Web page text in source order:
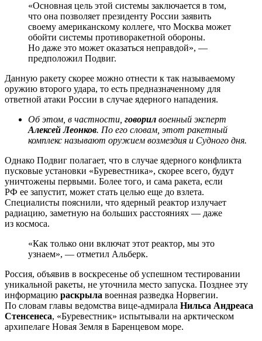
«Основная цель этой системы заключается в том,
что она позволяет президенту России заявить
своему американскому коллеге, что Москва может
обойти системы противоракетной обороны.
Но даже это может оказаться неправдой», —
предположил Подвиг.
Данную ракету скорее можно отнести к так называемому
оружию второго удара, то есть предназначенному для
ответной атаки России в случае ядерного нападения.
Об этом, в частности, говорил военный эксперт
Алексей Леонков. По его словам, этот ракетный
комплекс называют оружием возмездия и Судного дня.
Однако Подвиг полагает, что в случае ядерного конфликта
пусковые установки «Буревестника», скорее всего, будут
уничтожены первыми. Более того, и сама ракета, если
РФ ее запустит, может стать целью еще до взлета.
Специалисты пояснили, что ядерный реактор излучает
радиацию, заметную на больших расстояниях — даже
из космоса.
«Как только они включат этот реактор, мы это
узнаем», — отметил Альберк.
Россия, объявив в воскресенье об успешном тестировании
уникальной ракеты, не уточнила место запуска. Позднее эту
информацию раскрыла военная разведка Норвегии.
По словам главы ведомства вице-адмирала Нильса Андреаса
Стенсенеса, «Буревестник» испытывали на арктическом
архипелаге Новая Земля в Баренцевом море.